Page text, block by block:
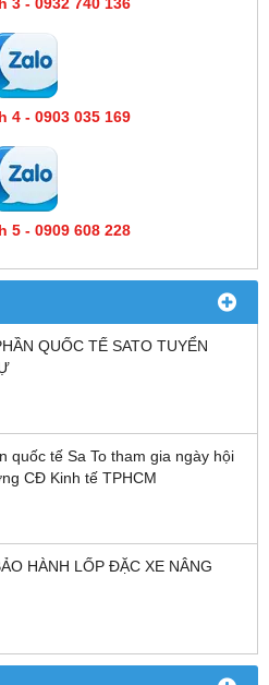
4 - 0903 035 169
5 - 0909 608 228
QUỐC TẾ SATO TUYỂN
quốc tế Sa To tham gia ngày hội
CĐ Kinh tế TPHCM
HÀNH LỐP ĐẶC XE NÂNG